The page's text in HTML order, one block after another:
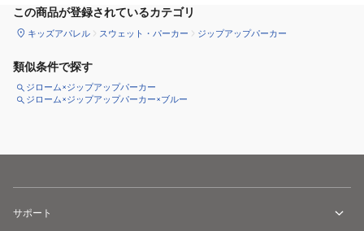
この商品が登録されているカテゴリ
キッズアパレル スウェット・パーカー ジップアップパーカー
類似条件で探す
ジローム×ジップアップパーカー
ジローム×ジップアップパーカー×ブルー
サポート